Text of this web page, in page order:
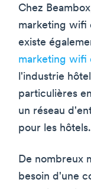
Chez
marketing wifi
existe
marketing wifi
l'industrie
particulières
un réseau
pour les hôtels.
De nombreux
besoin d'une